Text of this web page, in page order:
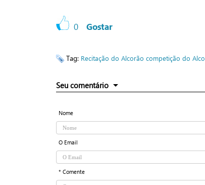
0 Gostar
Tag: Recitação do Alcorão competição do
Seu comentário
Nome
O Email
* Comente